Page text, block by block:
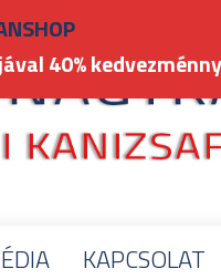
KAPCSOLAT
40%